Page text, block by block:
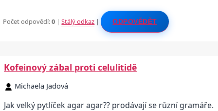
Počet odpovědí:0 |Stálý odkaz | ODPOVĚDĚT
Kofeinový zábal proti celulitidě
Michaela Jadová
Jak velký pytlíček agar agar?? prodávají se různí gramáře.